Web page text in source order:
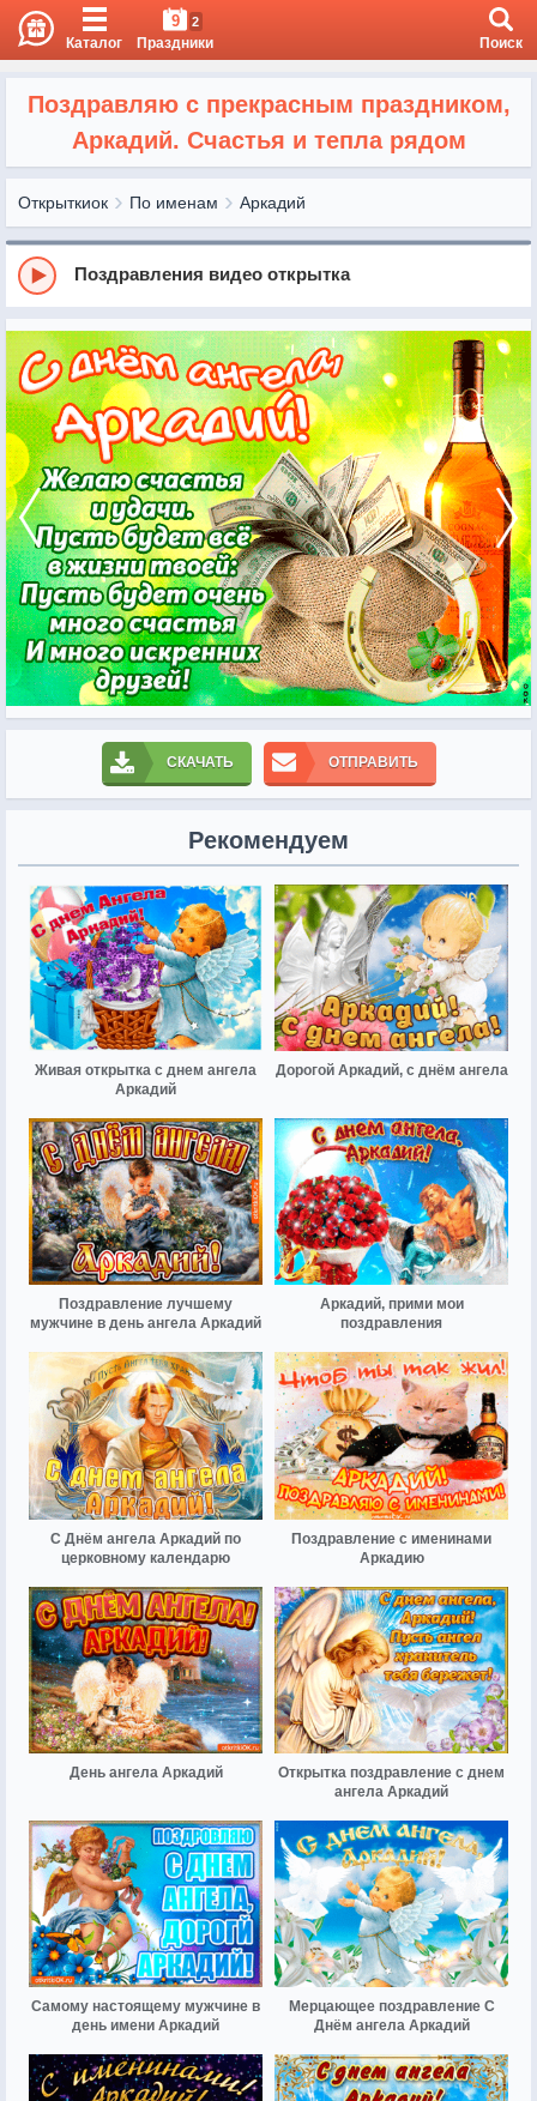
Каталог
9 2
Праздники Поиск
Поздравляю с прекрасным праздником,
Аркадий. Счастья и тепла рядом
Открыткиок По именам Аркадий
Поздравления видео открытка
СКАЧАТЬ ОТПРАВИТЬ
Рекомендуем
Живая открытка с днем ангела
Аркадий
Дорогой Аркадий, с днём ангела
Поздравление лучшему
мужчине в день ангела Аркадий
Аркадий, прими мои
поздравления
С Днём ангела Аркадий по
церковному календарю
Поздравление с именинами
Аркадию
День ангела Аркадий
Открытка поздравление с днем
ангела Аркадий
Самому настоящему мужчине в
день имени Аркадий
Мерцающее поздравление С
Днём ангела Аркадий